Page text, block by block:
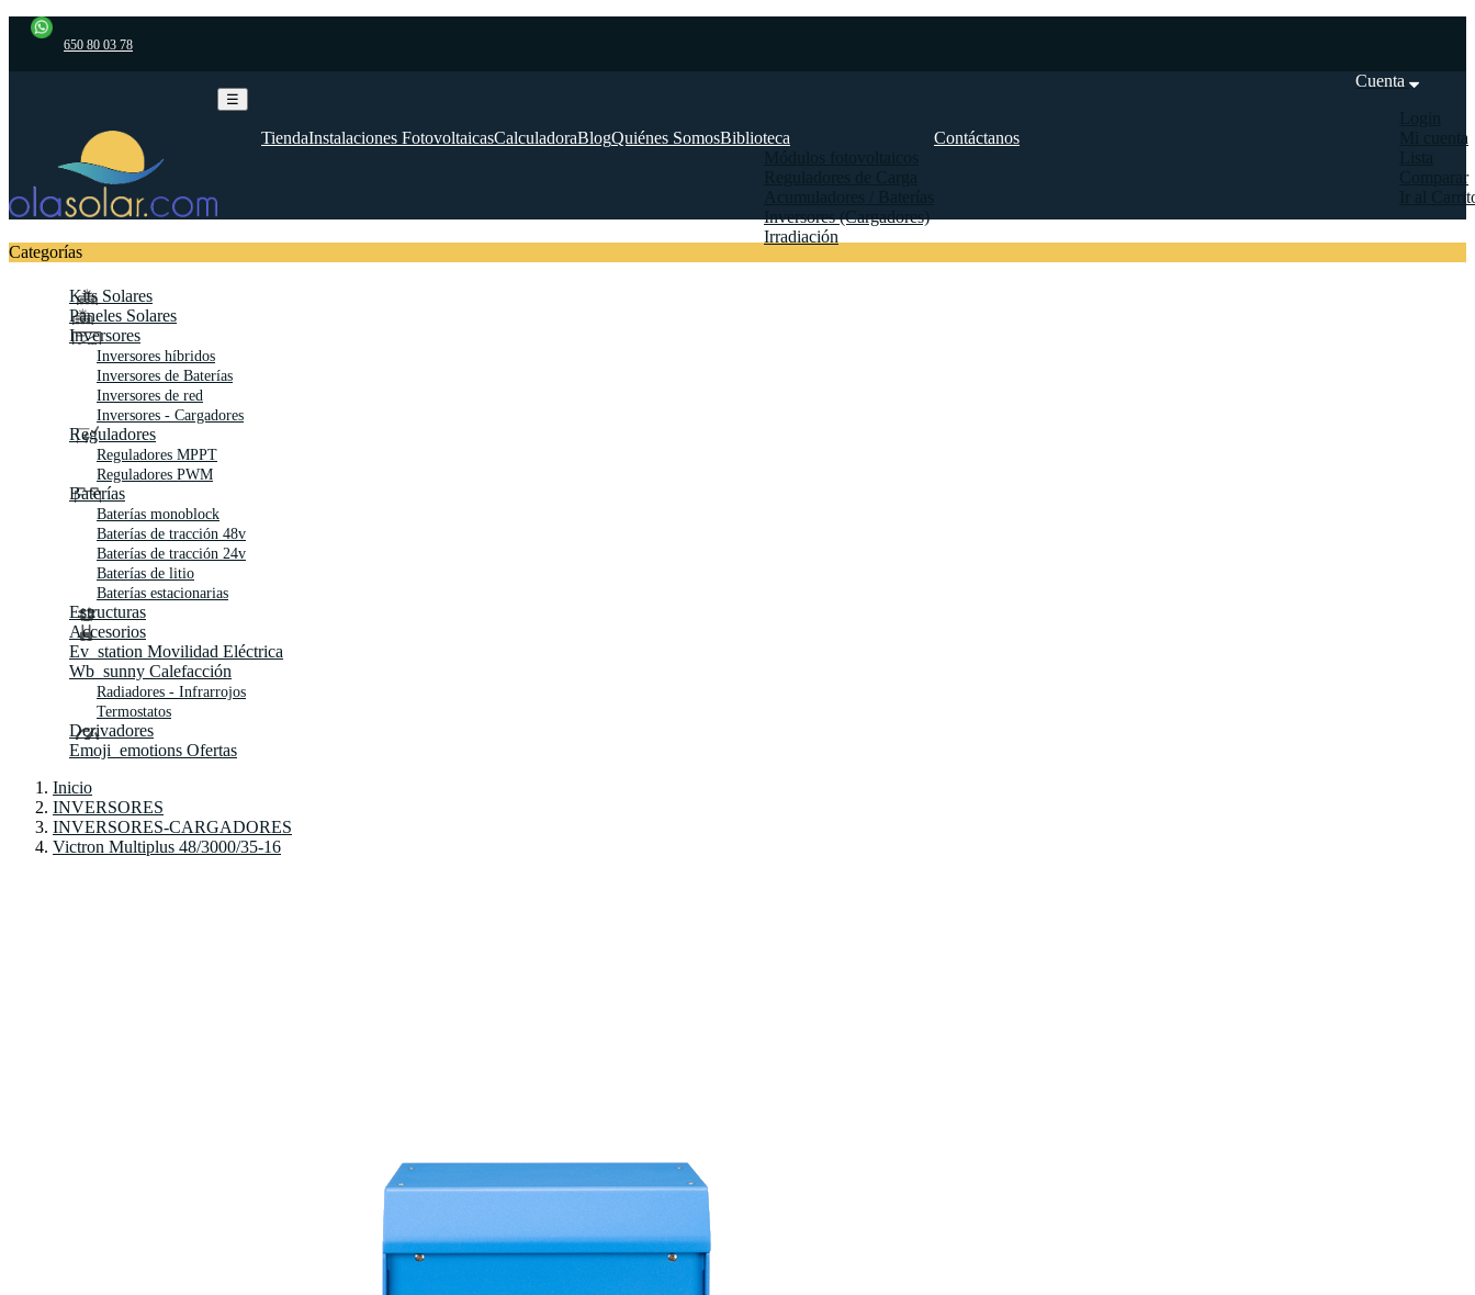
650 80 03 78
Cuenta
Mi cuenta
Comparar
Ir al
Navegación
de
palanca
☰
TiendaInstalaciones FotovoltaicasCalculadoraBlogQuiénes SomosBiblioteca
Inversores (Cargadores)
Irradiación
Contáctanos
Categorías
Kits Solares
Paneles Solares
Inversores
Inversores híbridos
Inversores de Baterías
Inversores de red
Inversores - Cargadores
Reguladores
Reguladores MPPT
Reguladores PWM
Baterías
Baterías monoblock
Baterías de tracción 48v
Baterías de tracción 24v
Baterías de litio
Baterías estacionarias
Estructuras
Accesorios
Ev_station Movilidad Eléctrica
Wb_sunny Calefacción
Radiadores - Infrarrojos
Termostatos
Derivadores
Emoji_emotions Ofertas
Inicio
INVERSORES
INVERSORES-CARGADORES
Victron Multiplus 48/3000/35-16